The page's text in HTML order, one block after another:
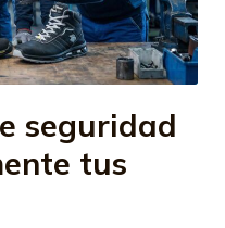
seguridad
tus